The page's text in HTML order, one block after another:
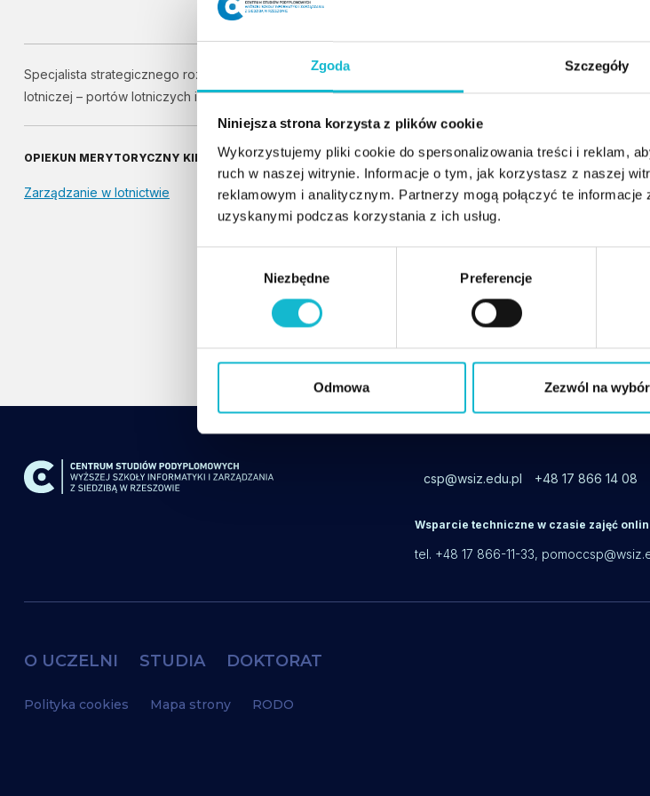
Zgoda Szczegóły
Niniejsza strona korzysta z plików cookie
Wykorzystujemy pliki cookie do spersonalizowania treści i reklam,
ruch w naszej witrynie. Informacje o tym, jak korzystasz z naszej
reklamowym i analitycznym. Partnerzy mogą połączyć te
uzyskanymi podczas korzystania z ich usług.
o
d
Niezbędne Preferencje
Odmowa Zezwól na wybór
Specjalista strategicznego rozwoju przedsiębiorstw z branży
lotniczej – portów lotniczych i linii lotniczych.
OPIEKUN MERYTORYCZNY KIERUNKU:
Zarządzanie w lotnictwie
Michał Wichrowski ukończył
Aviation Management oraz
Aktualnie na WSIiZ jest
kierunków aviation.
Specjalizuje się w
lotniczych. Założona przez
zakresie rozwoju siatki
doświadczenie zawodowe
Przedsiębiorstwie Państwowym
Z tym wykładowcą spotkasz
csp@wsiz.edu.pl +48 17 866 14 08
Wsparcie techniczne w czasie zajęć
tel. +48 17 866-11-33,
O UCZELNI STUDIA DOKTORAT
Polityka cookies Mapa strony RODO